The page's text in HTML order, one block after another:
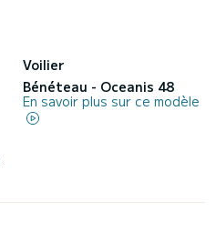
Voilier
Bénéteau - Oceanis 48
En savoir plus sur ce modèle